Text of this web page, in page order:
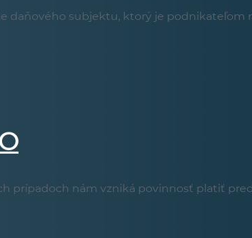
daňového subjektu, ktorý je podnikateľom
prípadoch nám vzniká povinnosť platiť